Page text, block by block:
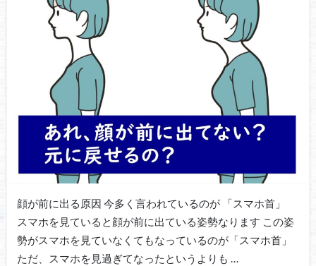
顔が前に出る原因 今多く言われているのが 「スマホ首」
スマホを見ていると顔が前に出ている姿勢なります この姿
勢がスマホを見ていなくてもなっているのが「スマホ首」
ただ、スマホを見過ぎてなったというよりも …